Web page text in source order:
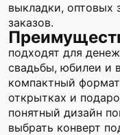
выкладки, оптовых
заказов.
подходят для
свадьбы, юбилеи и
компактный
открытках и
понятный дизайн
выбрать конверт